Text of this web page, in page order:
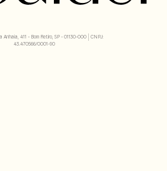
Anhaia, 411 - Bom Retiro, SP - 01130-000 | CNPJ:
43.470566/0001-90